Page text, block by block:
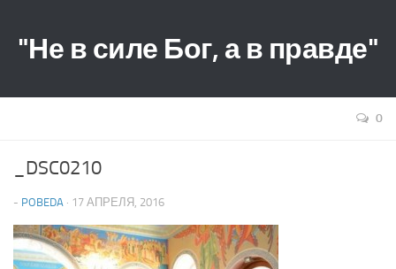
"Не в силе Бог, а в правде"
0
_DSC0210
- POBEDA · 17 АПРЕЛЯ, 2016